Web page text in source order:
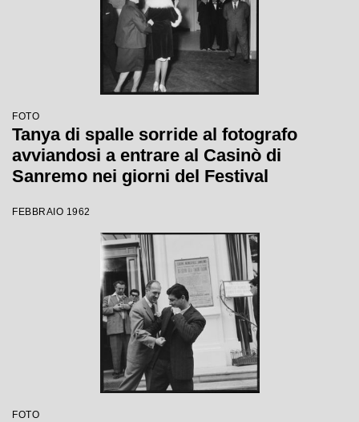
FOTO
Tanya di spalle sorride al fotografo
avviandosi a entrare al Casinò di
Sanremo nei giorni del Festival
FEBBRAIO 1962
FOTO